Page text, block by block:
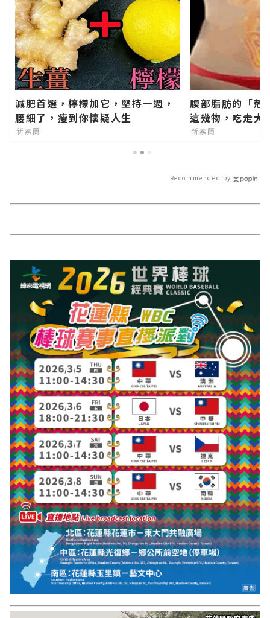
減肥首選，檸檬加它，堅持一週，
腰細了，瘦到你懷疑人生
新素簡
腹部脂肪的「剋
這幾物，吃走大
新素簡
Recommended by